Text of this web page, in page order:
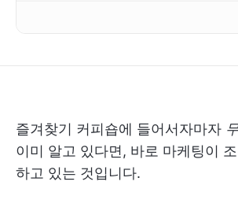
즐겨찾기 커피숍에 들어서자마자
이미 알고 있다면, 바로 마케팅이
하고 있는 것입니다.